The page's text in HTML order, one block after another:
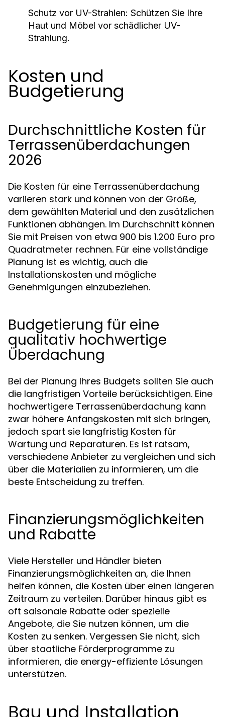
Schutz vor UV-Strahlen: Schützen Sie Ihre
Haut und Möbel vor schädlicher UV-
Strahlung.
Kosten und
Budgetierung
Durchschnittliche Kosten für
Terrassenüberdachungen
2026
Die Kosten für eine Terrassenüberdachung
variieren stark und können von der Größe,
dem gewählten Material und den zusätzlichen
Funktionen abhängen. Im Durchschnitt können
Sie mit Preisen von etwa 900 bis 1.200 Euro pro
Quadratmeter rechnen. Für eine vollständige
Planung ist es wichtig, auch die
Installationskosten und mögliche
Genehmigungen einzubeziehen.
Budgetierung für eine
qualitativ hochwertige
Überdachung
Bei der Planung Ihres Budgets sollten Sie auch
die langfristigen Vorteile berücksichtigen. Eine
hochwertigere Terrassenüberdachung kann
zwar höhere Anfangskosten mit sich bringen,
jedoch spart sie langfristig Kosten für
Wartung und Reparaturen. Es ist ratsam,
verschiedene Anbieter zu vergleichen und sich
über die Materialien zu informieren, um die
beste Entscheidung zu treffen.
Finanzierungsmöglichkeiten
und Rabatte
Viele Hersteller und Händler bieten
Finanzierungsmöglichkeiten an, die Ihnen
helfen können, die Kosten über einen längeren
Zeitraum zu verteilen. Darüber hinaus gibt es
oft saisonale Rabatte oder spezielle
Angebote, die Sie nutzen können, um die
Kosten zu senken. Vergessen Sie nicht, sich
über staatliche Förderprogramme zu
informieren, die energy-effiziente Lösungen
unterstützen.
Bau und Installation